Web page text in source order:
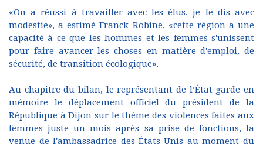
«On a réussi à travailler avec les élus, je le dis avec
modestie», a estimé Franck Robine, «cette région a une
capacité à ce que les hommes et les femmes s'unissent
pour faire avancer les choses en matière d'emploi, de
sécurité, de transition écologique».
Au chapitre du bilan, le représentant de l’État garde en
mémoire le déplacement officiel du président de la
République à Dijon sur le thème des violences faites aux
femmes juste un mois après sa prise de fonctions, la
venue de l'ambassadrice des États-Unis au moment du